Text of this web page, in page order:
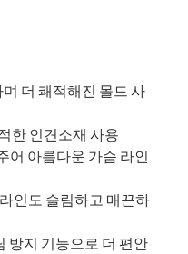
더 쾌적해진 몰드 사
한 인견소재 사용
어 아름다운 가슴 라인
인도 슬림하고 매끈하
방지 기능으로 더 편안